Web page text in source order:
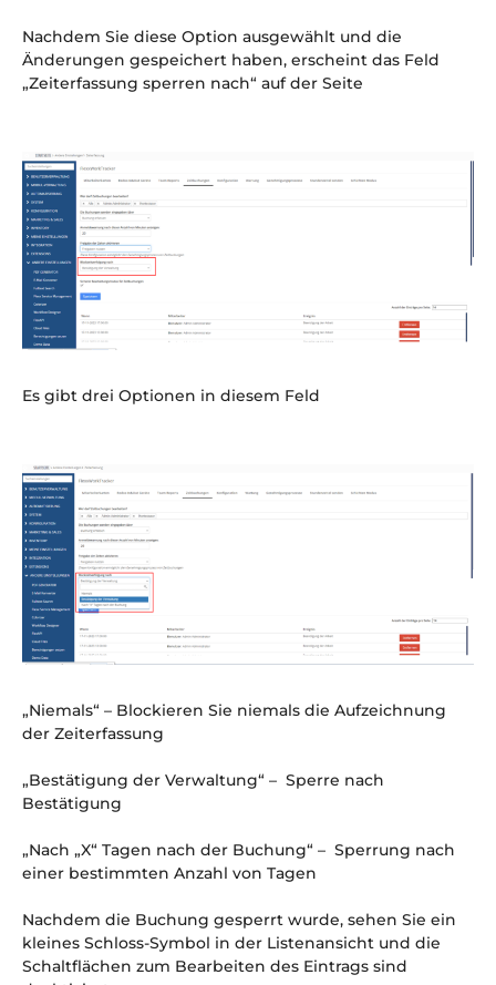
Nachdem Sie diese Option ausgewählt und die
Änderungen gespeichert haben, erscheint das Feld
„Zeiterfassung sperren nach“ auf der Seite
Es gibt drei Optionen in diesem Feld
„Niemals“ – Blockieren Sie niemals die Aufzeichnung
der Zeiterfassung
„Bestätigung der Verwaltung“ – Sperre nach
Bestätigung
„Nach „X“ Tagen nach der Buchung“ – Sperrung nach
einer bestimmten Anzahl von Tagen
Nachdem die Buchung gesperrt wurde, sehen Sie ein
kleines Schloss-Symbol in der Listenansicht und die
Schaltflächen zum Bearbeiten des Eintrags sind